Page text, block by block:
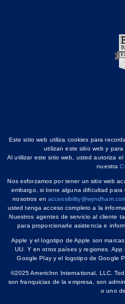
Este sitio web utiliza cookies para
utilizan este sitio web y
Al utilizar este sitio web, usted autoriza
nuestra
Nos esforzamos por tener un sitio web
embargo, si tiene alguna dificultad
nosotros en
usted tenga acceso completo a la
Nuestros agentes de servicio al cliente
para proporcionarle asistencia e
Apple y el logotipo de Apple son
UU. Y en otros países y regiones.
Google Play y el logotipo de Google
©2025 AmericInn International, LLC.
son franquicias de la empresa, son
o uno